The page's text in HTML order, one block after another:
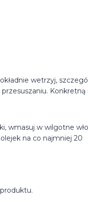
wetrzyj,
Konkretną
wmasuj w wilgotne
na co najmniej 20